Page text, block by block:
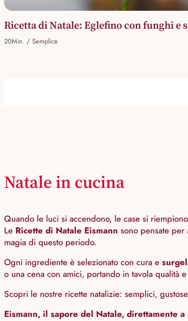
Ricetta di Natale: Eglefino con funghi e
20Min. / Semplice
Natale in cucina
Quando le luci si accendono, le case si
Le Ricette di Natale Eismann sono pensate
magia di questo periodo.
Ogni ingrediente è selezionato con cura e
o una cena con amici, portando in tavola qualità
Scopri le nostre ricette natalizie: semplici,
Eismann, il sapore del Natale, direttamente a